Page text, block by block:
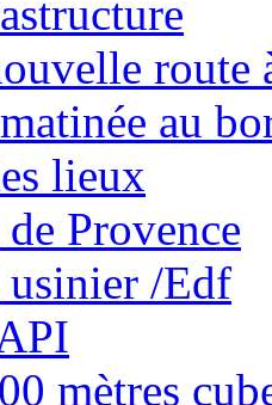
route
au
lieux
Provence
usinier /Edf
mètres